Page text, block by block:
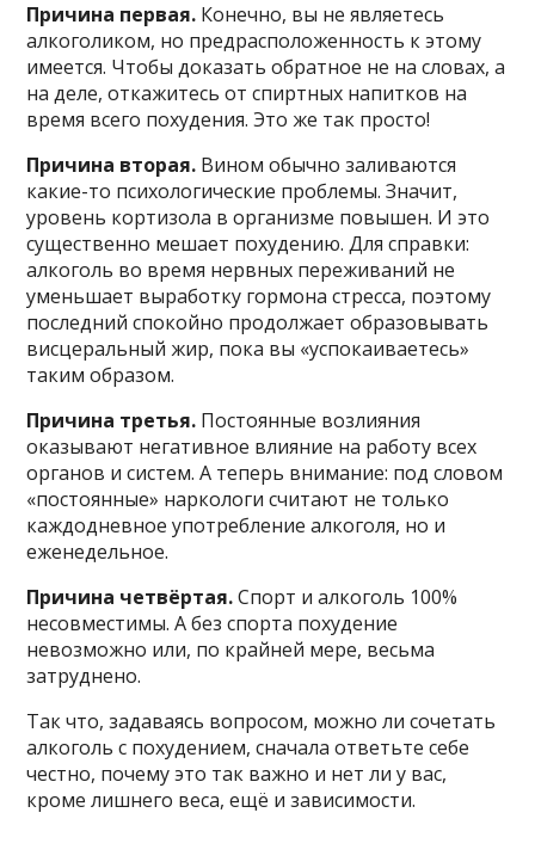
Причина первая. Конечно, вы не являетесь
алкоголиком, но предрасположенность к этому
имеется. Чтобы доказать обратное не на словах, а
на деле, откажитесь от спиртных напитков на
время всего похудения. Это же так просто!
Причина вторая. Вином обычно заливаются
какие-то психологические проблемы. Значит,
уровень кортизола в организме повышен. И это
существенно мешает похудению. Для справки:
алкоголь во время нервных переживаний не
уменьшает выработку гормона стресса, поэтому
последний спокойно продолжает образовывать
висцеральный жир, пока вы «успокаиваетесь»
таким образом.
Причина третья. Постоянные возлияния
оказывают негативное влияние на работу всех
органов и систем. А теперь внимание: под словом
«постоянные» наркологи считают не только
каждодневное употребление алкоголя, но и
еженедельное.
Причина четвёртая.Спорт и алкоголь 100%
несовместимы. А без спорта похудение
невозможно или, по крайней мере, весьма
затруднено.
Так что, задаваясь вопросом, можно ли сочетать
алкоголь с похудением, сначала ответьте себе
честно, почему это так важно и нет ли у вас,
кроме лишнего веса, ещё и зависимости.